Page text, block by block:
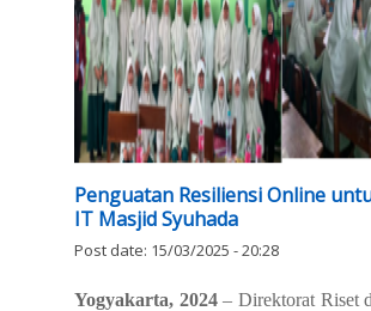
Penguatan Resiliensi Online
IT Masjid Syuhada
Post date: 15/03/2025 - 20:28
Yogyakarta, 2024– Direktorat Riset